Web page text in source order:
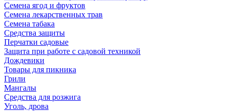
Семена ягод и фруктов
Семена лекарственных трав
Семена табака
Средства защиты
Перчатки садовые
Защита при работе с садовой техникой
Дождевики
Товары для пикника
Грили
Мангалы
Средства для розжига
Уголь, дрова